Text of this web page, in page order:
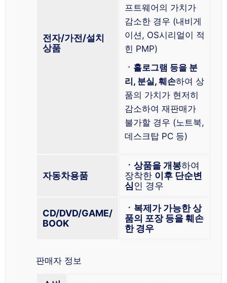
전자/가전/설치
상품
프트웨어의 가치가
감소한 경우 (내비게
이션, OS시리얼이 적
힌 PMP)
ㆍ홀로그램 등을 분
리, 분실, 훼손하여 상
품의 가치가 현저히
감소하여 재판매가
불가할 경우 (노트북,
데스크탑 PC 등)
자동차용품
ㆍ상품을 개봉하여
장착한 이후 단순변
심인 경우
CD/DVD/GAME/
BOOK
ㆍ복제가 가능한 상
품의 포장 등을 훼손
한 경우
판매자 정보